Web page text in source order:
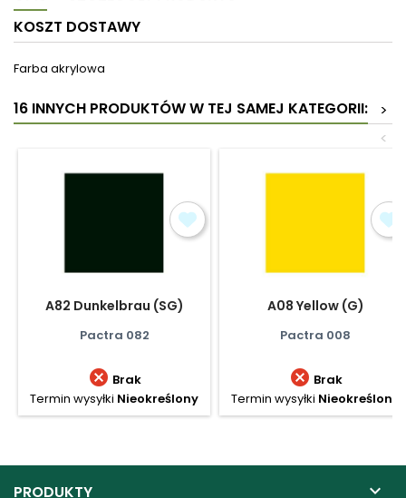
KOSZT DOSTAWY
Farba akrylowa
16 INNYCH PRODUKTÓW W TEJ SAMEJ KATEGORII:
>
<
A82 Dunkelbrau (SG)
Pactra 082
 Brak
Termin wysyłki Nieokreślony
A08 Yellow (G)
Pactra 008
 Brak
Termin wysyłki Nieokreślony
PRODUKTY 